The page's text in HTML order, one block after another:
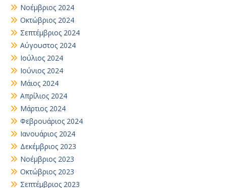
Νοέμβριος 2024
Οκτώβριος 2024
Σεπτέμβριος 2024
Αύγουστος 2024
Ιούλιος 2024
Ιούνιος 2024
Μάιος 2024
Απρίλιος 2024
Μάρτιος 2024
Φεβρουάριος 2024
Ιανουάριος 2024
Δεκέμβριος 2023
Νοέμβριος 2023
Οκτώβριος 2023
Σεπτέμβριος 2023